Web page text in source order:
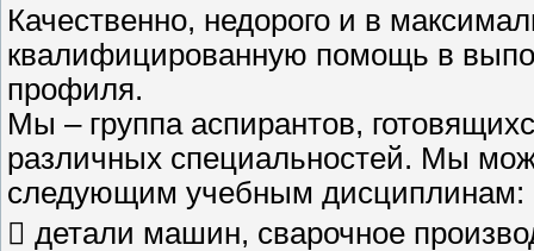
Качественно, недорого и в
квалифицированную помощь в
профиля.
Мы – группа аспирантов,
различных специальностей. Мы
следующим учебным дисциплинам:
 детали машин, сварочное